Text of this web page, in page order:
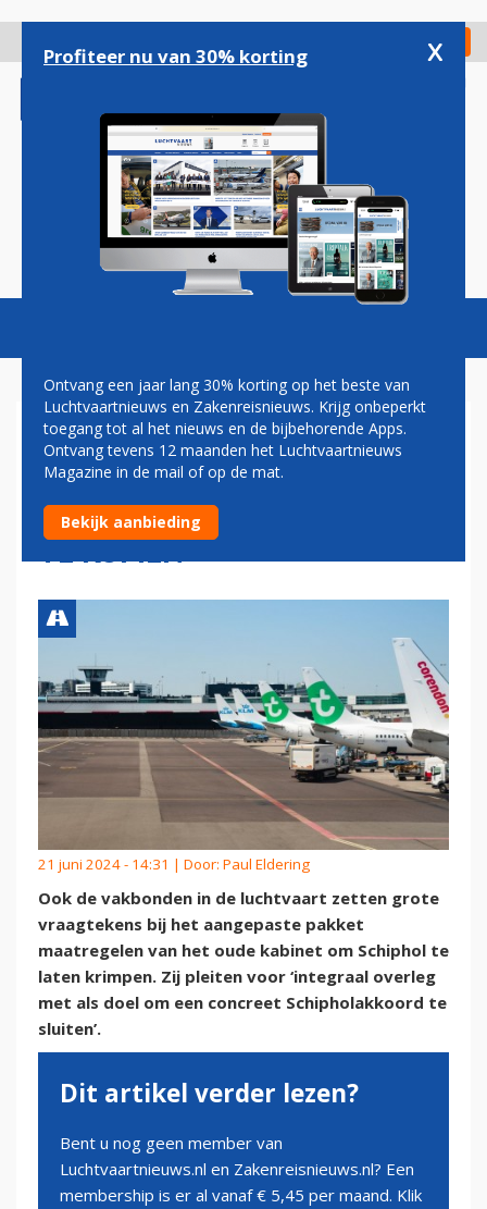
gaan
Check in
Magazine Podcasts Vacatures
LUCHTVAARTBONDEN
WILLEN INTEGRAAL OVERLEG
OM TOT 'SCHIPHOLAKKOORD'
TE KOMEN
21 juni 2024 - 14:31 | Door: Paul Eldering
Ook de vakbonden in de luchtvaart zetten grote
vraagtekens bij het aangepaste pakket
maatregelen van het oude kabinet om Schiphol te
laten krimpen. Zij pleiten voor ‘integraal overleg
met als doel om een concreet Schipholakkoord te
sluiten’.
Dit artikel verder lezen?
Bent u nog geen member van
Luchtvaartnieuws.nl en Zakenreisnieuws.nl? Een
membership is er al vanaf € 5,45 per maand. Klik
Profiteer nu van 30% korting x
Ontvang een jaar lang 30% korting op het beste van
Luchtvaartnieuws en Zakenreisnieuws. Krijg onbeperkt
toegang tot al het nieuws en de bijbehorende Apps.
Ontvang tevens 12 maanden het Luchtvaartnieuws
Magazine in de mail of op de mat.
Bekijk aanbieding